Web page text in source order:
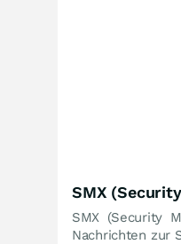
SMX
SMX (Security
Nachrichten zur